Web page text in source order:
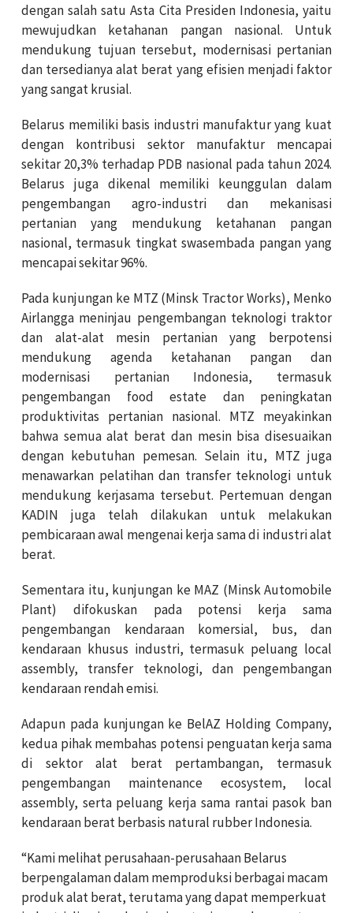
dengan salah satu Asta Cita Presiden Indonesia, yaitu
mewujudkan ketahanan pangan nasional. Untuk
mendukung tujuan tersebut, modernisasi pertanian
dan tersedianya alat berat yang efisien menjadi faktor
yang sangat krusial.
Belarus memiliki basis industri manufaktur yang kuat
dengan kontribusi sektor manufaktur mencapai
sekitar 20,3% terhadap PDB nasional pada tahun 2024.
Belarus juga dikenal memiliki keunggulan dalam
pengembangan agro-industri dan mekanisasi
pertanian yang mendukung ketahanan pangan
nasional, termasuk tingkat swasembada pangan yang
mencapai sekitar 96%.
Pada kunjungan ke MTZ (Minsk Tractor Works), Menko
Airlangga meninjau pengembangan teknologi traktor
dan alat-alat mesin pertanian yang berpotensi
mendukung agenda ketahanan pangan dan
modernisasi pertanian Indonesia, termasuk
pengembangan food estate dan peningkatan
produktivitas pertanian nasional. MTZ meyakinkan
bahwa semua alat berat dan mesin bisa disesuaikan
dengan kebutuhan pemesan. Selain itu, MTZ juga
menawarkan pelatihan dan transfer teknologi untuk
mendukung kerjasama tersebut. Pertemuan dengan
KADIN juga telah dilakukan untuk melakukan
pembicaraan awal mengenai kerja sama di industri alat
berat.
Sementara itu, kunjungan ke MAZ (Minsk Automobile
Plant) difokuskan pada potensi kerja sama
pengembangan kendaraan komersial, bus, dan
kendaraan khusus industri, termasuk peluang local
assembly, transfer teknologi, dan pengembangan
kendaraan rendah emisi.
Adapun pada kunjungan ke BelAZ Holding Company,
kedua pihak membahas potensi penguatan kerja sama
di sektor alat berat pertambangan, termasuk
pengembangan maintenance ecosystem, local
assembly, serta peluang kerja sama rantai pasok ban
kendaraan berat berbasis natural rubber Indonesia.
“Kami melihat perusahaan-perusahaan Belarus
berpengalaman dalam memproduksi berbagai macam
produk alat berat, terutama yang dapat memperkuat